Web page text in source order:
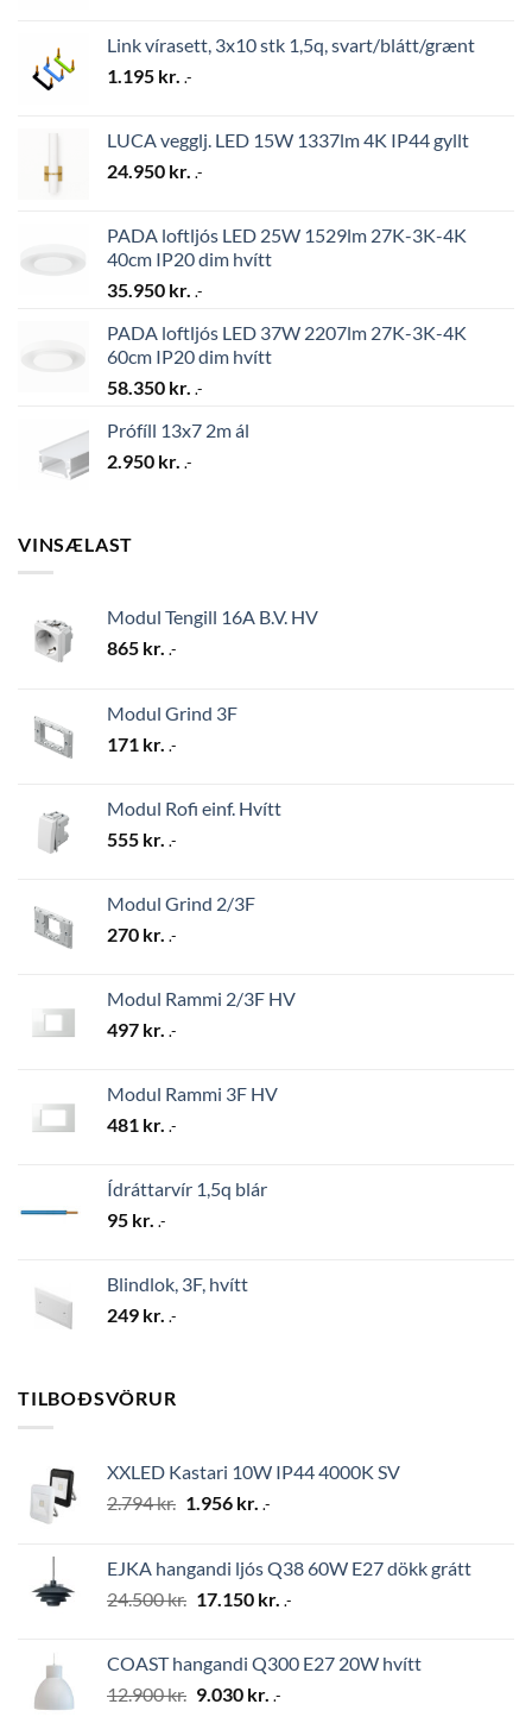
Link vírasett, 3x10 stk 1,5q, svart/blátt/grænt
1.195 kr. .-
LUCA vegglj. LED 15W 1337lm 4K IP44 gyllt
24.950 kr. .-
PADA loftljós LED 25W 1529lm 27K-3K-4K
40cm IP20 dim hvítt
35.950 kr. .-
PADA loftljós LED 37W 2207lm 27K-3K-4K
60cm IP20 dim hvítt
58.350 kr. .-
Prófíll 13x7 2m ál
2.950 kr. .-
VINSÆLAST
Modul Tengill 16A B.V. HV
865 kr. .-
Modul Grind 3F
171 kr. .-
Modul Rofi einf. Hvítt
555 kr. .-
Modul Grind 2/3F
270 kr. .-
Modul Rammi 2/3F HV
497 kr. .-
Modul Rammi 3F HV
481 kr. .-
Ídráttarvír 1,5q blár
95 kr. .-
Blindlok, 3F, hvítt
249 kr. .-
TILBOÐSVÖRUR
XXLED Kastari 10W IP44 4000K SV
2.794kr. Original
2.794 kr..
1.956 kr. Current
1.956 kr..
.-
EJKA hangandi ljós Q38 60W E27 dökk grátt
24.500kr. Original
24.500 kr..
17.150 kr. Current
17.150 kr..
.-
COAST hangandi Q300 E27 20W hvítt
12.900kr. Original
9.030 kr. Current
.-